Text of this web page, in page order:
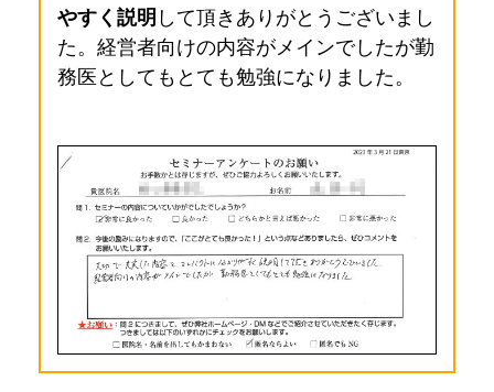
やすく説明 して頂きありがとうございまし
た。 経営者向けの内容がメインでしたが勤
務医としてもとても勉強になりました。